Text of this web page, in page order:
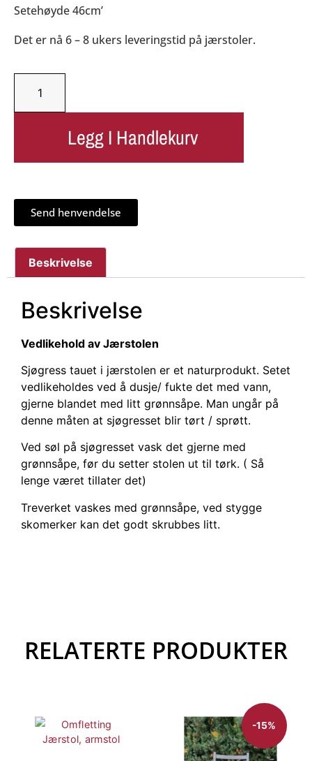
Setehøyde 46cm’
Det er nå 6 – 8 ukers leveringstid på jærstoler.
Legg I Handlekurv
Send henvendelse
Beskrivelse
Beskrivelse
Vedlikehold av Jærstolen
Sjøgress tauet i jærstolen er et naturprodukt. Setet
vedlikeholdes ved å dusje/ fukte det med vann,
gjerne blandet med litt grønnsåpe. Man ungår på
denne måten at sjøgresset blir tørt / sprøtt.
Ved søl på sjøgresset vask det gjerne med
grønnsåpe, før du setter stolen ut til tørk. ( Så
lenge været tillater det)
Treverket vaskes med grønnsåpe, ved stygge
skomerker kan det godt skrubbes litt.
RELATERTE PRODUKTER
-15%